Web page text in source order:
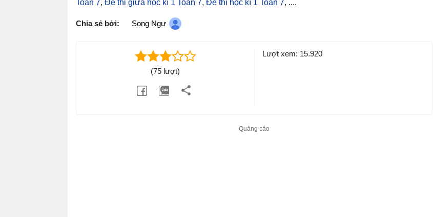
Toán 7, Đề thi giữa học kì 1 Toán 7, Đề thi học kì 1 Toán 7, ....
Chia sẻ bởi: Song Ngư
(75 lượt)
Lượt xem: 15.920